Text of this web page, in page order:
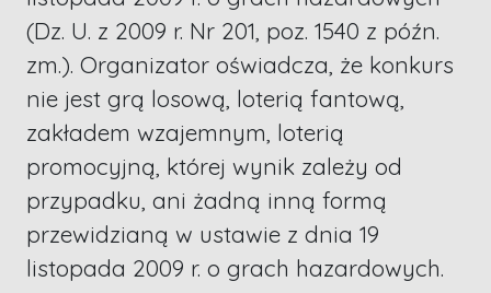
(Dz. U. z 2009 r. Nr 201, poz. 1540 z późn.
zm.). Organizator oświadcza, że konkurs
nie jest grą losową, loterią fantową,
zakładem wzajemnym, loterią
promocyjną, której wynik zależy od
przypadku, ani żadną inną formą
przewidzianą w ustawie z dnia 19
listopada 2009 r. o grach hazardowych.